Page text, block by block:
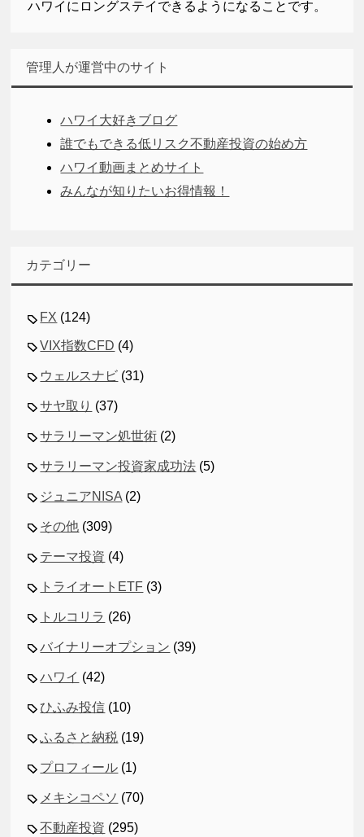
ハワイにロングステイできるようになることです。
管理人が運営中のサイト
ハワイ大好きブログ
誰でもできる低リスク不動産投資の始め方
ハワイ動画まとめサイト
みんなが知りたいお得情報！
カテゴリー
FX (124)
VIX指数CFD (4)
ウェルスナビ (31)
サヤ取り (37)
サラリーマン処世術 (2)
サラリーマン投資家成功法 (5)
ジュニアNISA (2)
その他 (309)
テーマ投資 (4)
トライオートETF (3)
トルコリラ (26)
バイナリーオプション (39)
ハワイ (42)
ひふみ投信 (10)
ふるさと納税 (19)
プロフィール (1)
メキシコペソ (70)
不動産投資 (295)